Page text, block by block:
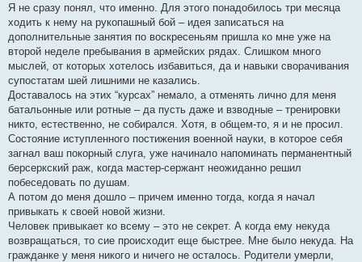
Я не сразу понял, что именно. Для этого понадобилось три месяца
ходить к нему на рукопашный бой – идея записаться на
дополнительные занятия по воскресеньям пришла ко мне уже на
второй неделе пребывания в армейских рядах. Слишком много
мыслей, от которых хотелось избавиться, да и навыки сворачивания
супостатам шей лишними не казались.
Доставалось на этих “курсах” немало, а отменять лично для меня
батальонные или ротные – да пусть даже и взводные – тренировки
никто, естественно, не собирался. Хотя, в общем-то, я и не просил.
Состояние иступленного постижения военной науки, в которое себя
загнал ваш покорный слуга, уже начинало напоминать перманентный
берсеркский раж, когда мастер-сержант неожиданно решил
побеседовать по душам.
А потом до меня дошло – причем именно тогда, когда я начал
привыкать к своей новой жизни.
Человек привыкает ко всему – это не секрет. А когда ему некуда
возвращаться, то сие происходит еще быстрее. Мне было некуда. На
гражданке у меня никого и ничего не осталось. Родители умерли,